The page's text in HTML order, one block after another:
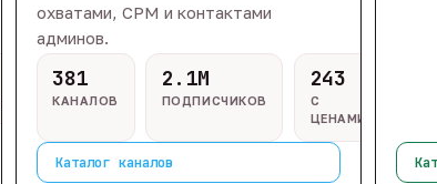
охватами, CPM и контактами
админов.
381
КАНАЛОВ
2.1M
ПОДПИСЧИКОВ
243
С
ЦЕНАМИ
Каталог каналов